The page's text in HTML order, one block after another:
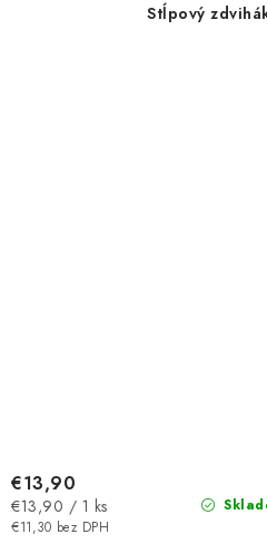
Stĺpový
€11,30 bez DPH
€13,90
Jednotková
cena:
€13,90 / 1 ks